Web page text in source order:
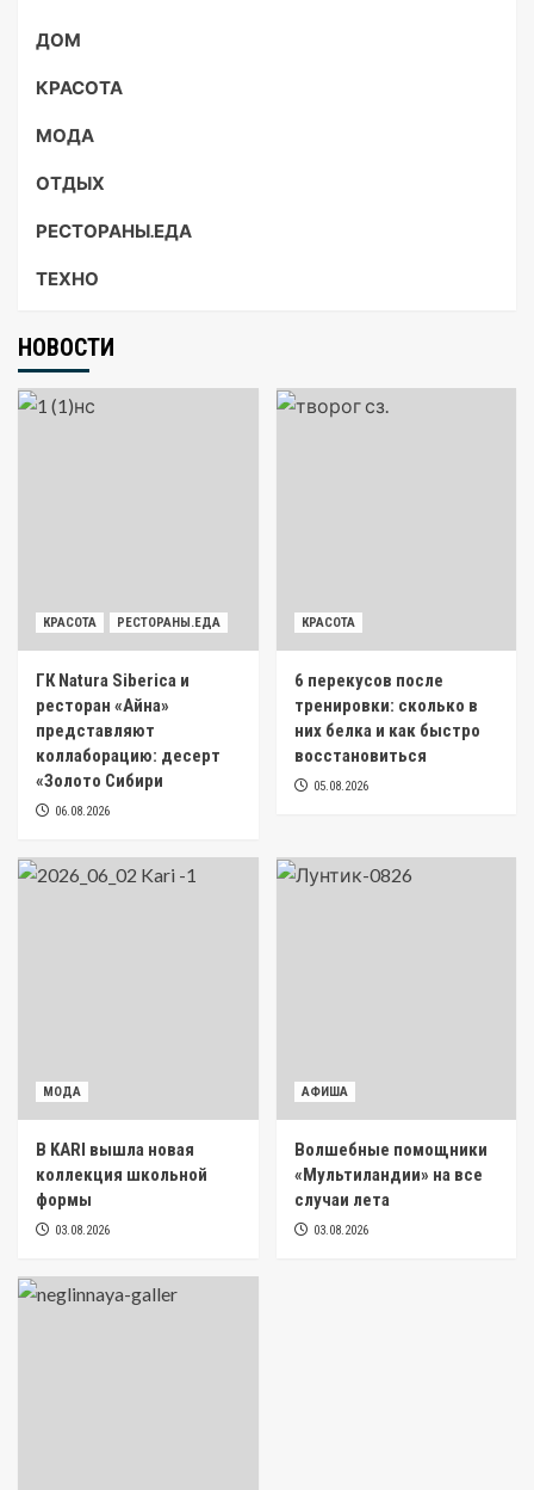
ДОМ
КРАСОТА
МОДА
ОТДЫХ
РЕСТОРАНЫ.ЕДА
ТЕХНО
НОВОСТИ
КРАСОТА РЕСТОРАНЫ.ЕДА
ГК Natura Siberica и
ресторан «Айна»
представляют
коллаборацию: десерт
«Золото Сибири
06.08.2026
КРАСОТА
6 перекусов после
тренировки: сколько в
них белка и как быстро
восстановиться
05.08.2026
МОДА
В KARI вышла новая
коллекция школьной
формы
03.08.2026
АФИША
Волшебные помощники
«Мультиландии» на все
случаи лета
03.08.2026